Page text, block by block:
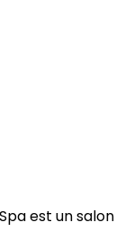
est un salon